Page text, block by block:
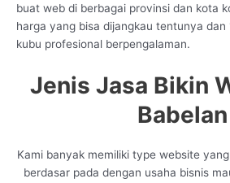
buat web di berbagai provinsi dan kota
harga yang bisa dijangkau tentunya dan
kubu profesional berpengalaman.
Jenis Jasa Bikin
Babelan
Kami banyak memiliki type website
berdasar pada dengan usaha bisnis